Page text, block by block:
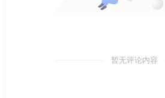
暂无评论内容